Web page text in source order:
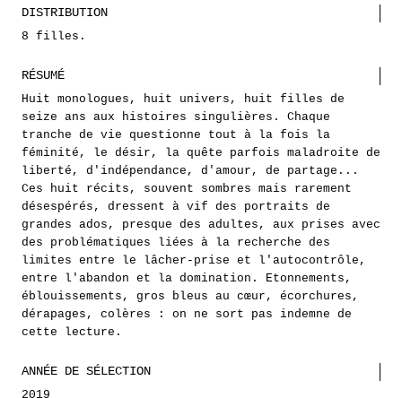
DISTRIBUTION
8 filles.
RÉSUMÉ
Huit monologues, huit univers, huit filles de
seize ans aux histoires singulières. Chaque
tranche de vie questionne tout à la fois la
féminité, le désir, la quête parfois maladroite de
liberté, d'indépendance, d'amour, de partage...
Ces huit récits, souvent sombres mais rarement
désespérés, dressent à vif des portraits de
grandes ados, presque des adultes, aux prises avec
des problématiques liées à la recherche des
limites entre le lâcher-prise et l'autocontrôle,
entre l'abandon et la domination. Etonnements,
éblouissements, gros bleus au cœur, écorchures,
dérapages, colères : on ne sort pas indemne de
cette lecture.
ANNÉE DE SÉLECTION
2019